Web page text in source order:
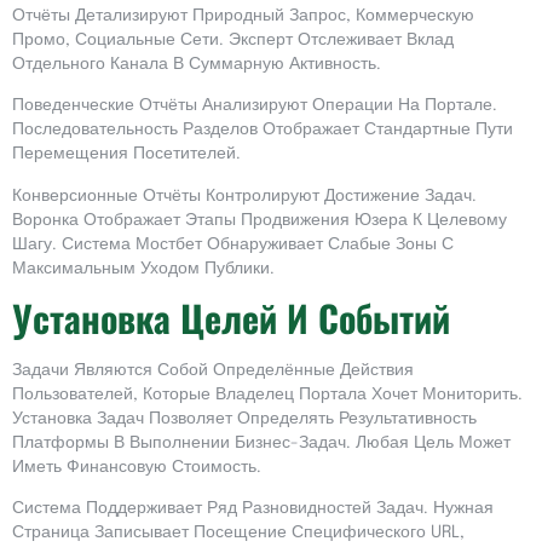
Отчёты Детализируют Природный Запрос, Коммерческую
Промо, Социальные Сети. Эксперт Отслеживает Вклад
Отдельного Канала В Суммарную Активность.
Поведенческие Отчёты Анализируют Операции На Портале.
Последовательность Разделов Отображает Стандартные Пути
Перемещения Посетителей.
Конверсионные Отчёты Контролируют Достижение Задач.
Воронка Отображает Этапы Продвижения Юзера К Целевому
Шагу. Система Мостбет Обнаруживает Слабые Зоны С
Максимальным Уходом Публики.
Установка Целей И Событий
Задачи Являются Собой Определённые Действия
Пользователей, Которые Владелец Портала Хочет Мониторить.
Установка Задач Позволяет Определять Результативность
Платформы В Выполнении Бизнес-Задач. Любая Цель Может
Иметь Финансовую Стоимость.
Система Поддерживает Ряд Разновидностей Задач. Нужная
Страница Записывает Посещение Специфического URL,